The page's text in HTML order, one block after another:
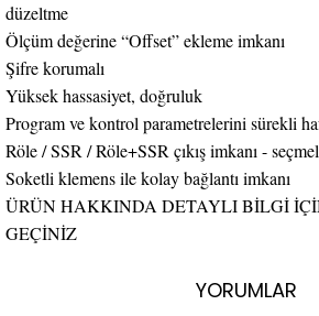
düzeltme
Ölçüm değerine “Offset” ekleme imkanı
Şifre korumalı
Yüksek hassasiyet, doğruluk
Program ve kontrol parametrelerini sürekli
Röle / SSR / Röle+SSR çıkış imkanı -
Soketli klemens ile kolay bağlantı imkanı
ÜRÜN HAKKINDA DETAYLI BİLGİ
GEÇİNİZ
YORUMLAR